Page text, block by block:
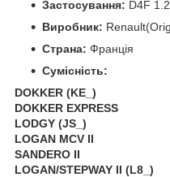
Застосування: D4F
Виробник:
Страна: Франція
Сумісність:
DOKKER (KE_)
DOKKER EXPRESS
LODGY (JS_)
LOGAN MCV II
SANDERO II
LOGAN/STEPWAY II (L8_)